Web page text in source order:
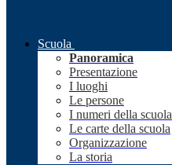
Scuola
Panoramica
Presentazione
I luoghi
Le persone
I numeri della scuola
Le carte della scuola
Organizzazione
La storia